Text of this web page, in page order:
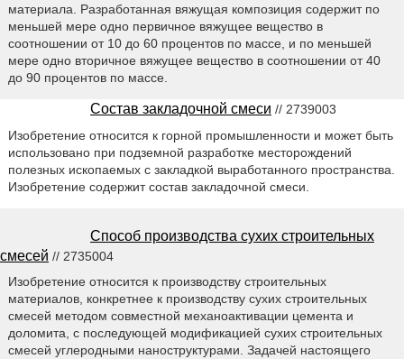
материала. Разработанная вяжущая композиция содержит по
меньшей мере одно первичное вяжущее вещество в
соотношении от 10 до 60 процентов по массе, и по меньшей
мере одно вторичное вяжущее вещество в соотношении от 40
до 90 процентов по массе.
Состав закладочной смеси // 2739003
Изобретение относится к горной промышленности и может быть
использовано при подземной разработке месторождений
полезных ископаемых с закладкой выработанного пространства.
Изобретение содержит состав закладочной смеси.
Способ производства сухих строительных
смесей // 2735004
Изобретение относится к производству строительных
материалов, конкретнее к производству сухих строительных
смесей методом совместной механоактивации цемента и
доломита, с последующей модификацией сухих строительных
смесей углеродными наноструктурами. Задачей настоящего